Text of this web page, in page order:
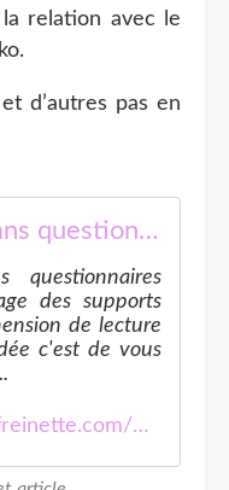
relation avec le
d’autres pas en
Supports pour Lire sans questionnaires
questionnaires
des supports
de lecture
c'est de vous
https://www.maitresse-freinette.com/2026/04/supports-pour-lire-sans-questionnaires.html